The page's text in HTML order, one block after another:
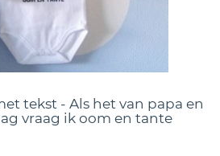
tekst - Als het van papa en
vraag ik oom en tante